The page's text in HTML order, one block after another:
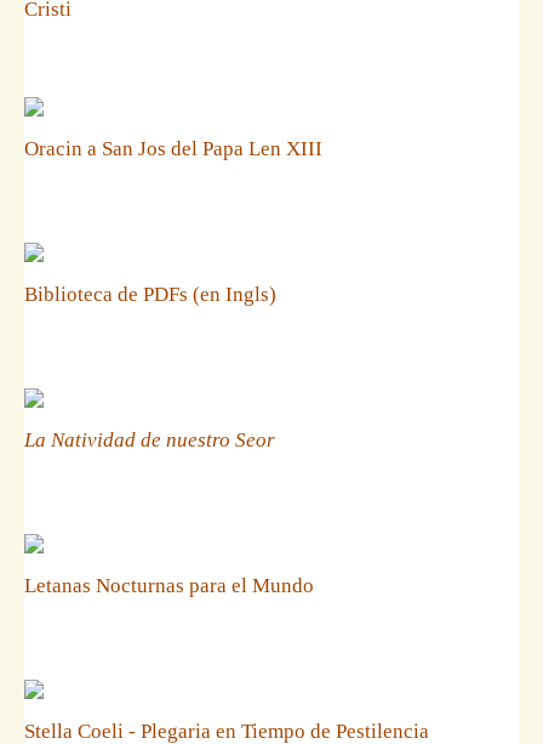
Cristi
Oracin a San Jos del Papa Len XIII
Biblioteca de PDFs (en Ingls)
La Natividad de nuestro Seor
Letanas Nocturnas para el Mundo
Stella Coeli - Plegaria en Tiempo de Pestilencia